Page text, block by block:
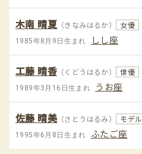
木南 晴夏 （きなみはるか） 女優
1985年8月9日生まれ しし座
工藤 晴香 （くどうはるか） 俳優
1989年3月16日生まれ うお座
佐藤 晴美（さとうはるみ） モデル
1995年6月8日生まれ ふたご座